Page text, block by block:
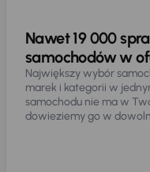
Nawet 19 000
samochodów w
Największy wybór
marek i kategorii w
samochodu nie ma w
dowieziemy go w